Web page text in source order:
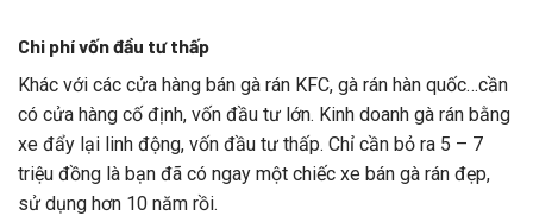
Chi phí vốn đầu tư thấp
Khác với các cửa hàng bán gà rán KFC, gà rán hàn quốc…cần
có cửa hàng cố định, vốn đầu tư lớn. Kinh doanh gà rán bằng
xe đẩy lại linh động, vốn đầu tư thấp. Chỉ cần bỏ ra 5 – 7
triệu đồng là bạn đã có ngay một chiếc xe bán gà rán đẹp,
sử dụng hơn 10 năm rồi.